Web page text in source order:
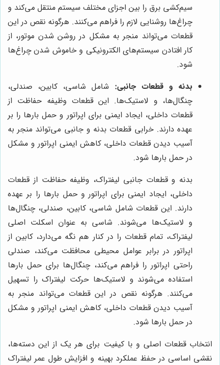
سیم‌کشی برق را بین اجزای مختلف سیستم منتقل می‌کند و
چراغ‌ها روشنایی لازم را فراهم می‌کنند. هرگونه نقص در این
قطعات می‌تواند منجر به مشکل در روشن شدن موتور، از
کار افتادن سیستم‌های الکترونیکی و خاموش شدن چراغ‌ها
شود.
بدنه و قطعات جانبی: شامل شاسی، کابین، صندلی،
چنگال‌ها، و لاستیک‌ها. این قطعات وظیفه حفاظت از
قطعات داخلی، ایجاد ایمنی برای اپراتور و حمل بارها را بر
عهده دارند. خرابی قطعات بدنه و جانبی می‌تواند منجر به
آسیب دیدن قطعات داخلی، کاهش ایمنی اپراتور و مشکل
در حمل بارها شود.
بدنه و قطعات جانبی لیفتراک، وظیفه حفاظت از قطعات
داخلی، ایجاد ایمنی برای اپراتور و حمل بارها را بر عهده
دارند. این قطعات شامل شاسی، کابین، صندلی، چنگال‌ها
و لاستیک‌ها می‌شوند. شاسی به عنوان اسکلت اصلی
لیفتراک، تمام قطعات را در کنار هم نگه می‌دارد، کابین از
اپراتور در برابر عوامل محیطی محافظت می‌کند، صندلی
راحتی اپراتور را فراهم می‌کند، چنگال‌ها برای حمل بارها
استفاده می‌شوند و لاستیک‌ها حرکت لیفتراک را تسهیل
می‌کنند. هرگونه نقص در این قطعات می‌تواند منجر به
آسیب دیدن قطعات داخلی، کاهش ایمنی اپراتور و مشکل
در حمل بارها شود.
انتخاب قطعات اصلی و با کیفیت برای هر یک از این دسته‌ها،
نقشی اساسی در حفظ عملکرد بهینه و افزایش طول عمر لیفتراک